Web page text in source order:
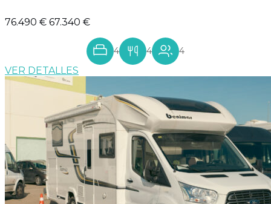
76.490 € 67.340 €
4 4 4
VER DETALLES